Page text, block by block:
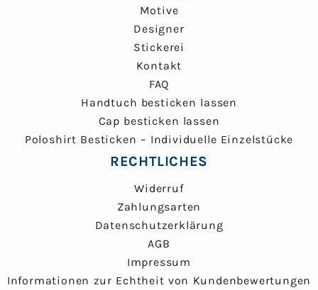
Motive
Designer
Stickerei
Kontakt
FAQ
Handtuch besticken lassen
Cap besticken lassen
Poloshirt Besticken – Individuelle Einzelstücke
RECHTLICHES
Widerruf
Zahlungsarten
Datenschutzerklärung
AGB
Impressum
Informationen zur Echtheit von Kundenbewertungen